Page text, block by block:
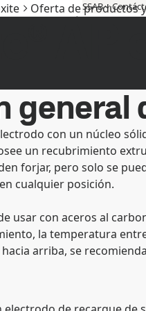
SSAB
combustibles fósiles
Oferta de productos
general
con un núcleo
un recubrimiento
forjar, pero solo se
cualquier posición.
usar con aceros al
la temperatura
hacia arriba, se